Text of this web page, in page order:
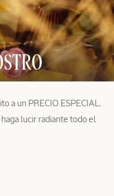
a un PRECIO ESPECIAL.
lucir radiante todo el